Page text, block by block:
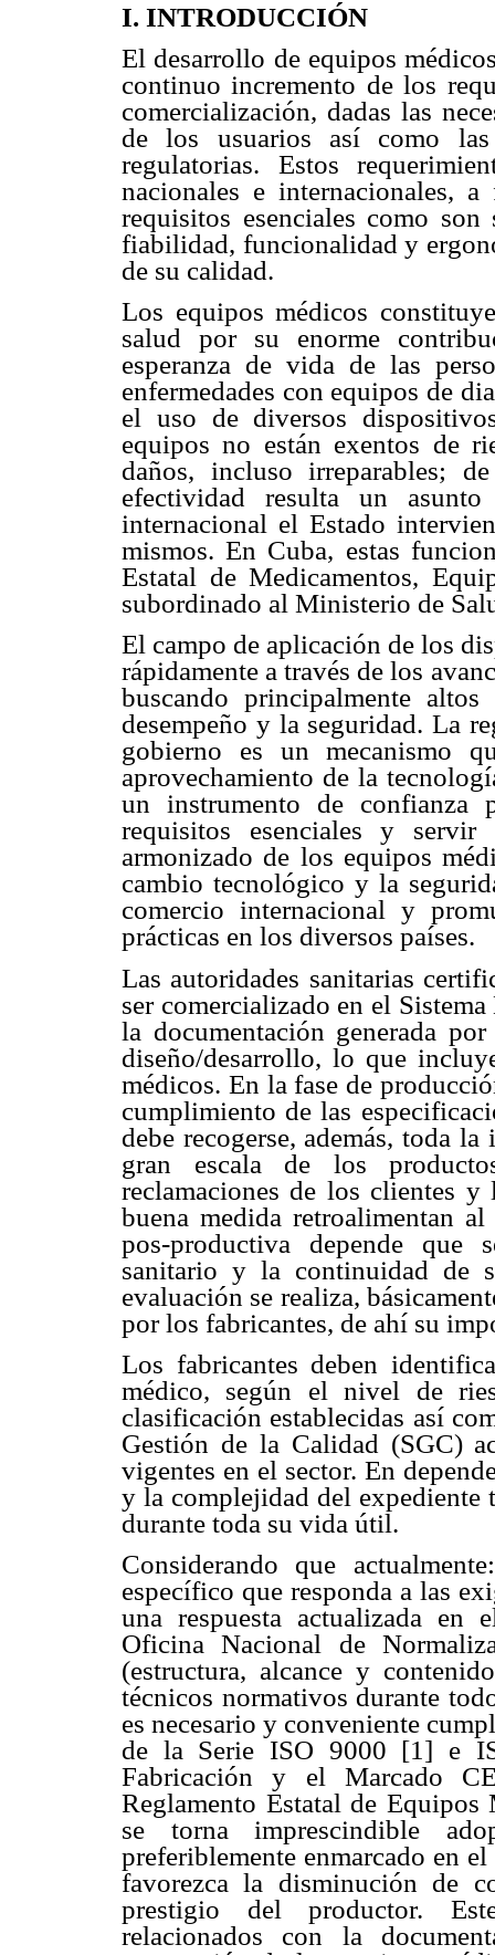
I. INTRODUCCIÓN
El desarrollo de equipos
continuo incremento de los
comercialización, dadas las
de los usuarios así como las
regulatorias. Estos
nacionales e internacionales,
requisitos esenciales como
fiabilidad, funcionalidad y
de su calidad.
Los equipos médicos
salud por su enorme
esperanza de vida de las
enfermedades con equipos de
el uso de diversos
equipos no están exentos de
daños, incluso irreparables;
efectividad resulta un
internacional el Estado
mismos. En Cuba, estas
Estatal de Medicamentos,
subordinado al Ministerio de
El campo de aplicación de los
rápidamente a través de los
buscando principalmente
desempeño y la seguridad. La
gobierno es un mecanismo
aprovechamiento de la
un instrumento de confianza
requisitos esenciales y
armonizado de los equipos
cambio tecnológico y la
comercio internacional y
prácticas en los diversos países.
Las autoridades sanitarias
ser comercializado en el
la documentación generada
diseño/desarrollo, lo que
médicos. En la fase de
cumplimiento de las
debe recogerse, además, toda
gran escala de los
reclamaciones de los clientes y
buena medida retroalimentan
pos-productiva depende que
sanitario y la continuidad de
evaluación se realiza,
por los fabricantes, de ahí su
Los fabricantes deben
médico, según el nivel de
clasificación establecidas así
Gestión de la Calidad (SGC)
vigentes en el sector. En
y la complejidad del expediente
durante toda su vida útil.
Considerando que
específico que responda a las
una respuesta actualizada en
Oficina Nacional de
(estructura, alcance y
técnicos normativos durante
es necesario y conveniente
de la Serie ISO 9000 [1] e
Fabricación y el Marcado
Reglamento Estatal de
se torna imprescindible
preferiblemente enmarcado en
favorezca la disminución de
prestigio del productor.
relacionados con la